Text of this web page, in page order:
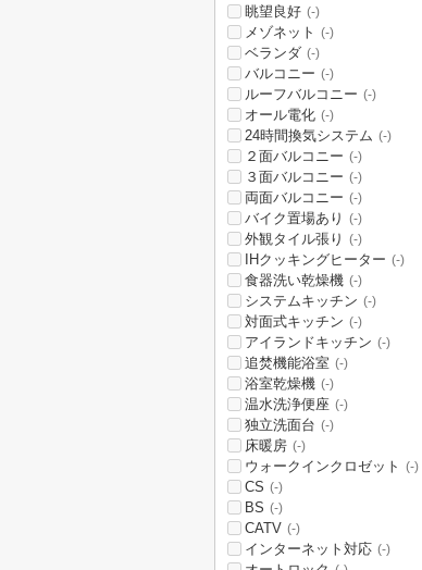
眺望良好 (-)
メゾネット (-)
ベランダ (-)
バルコニー (-)
ルーフバルコニー (-)
オール電化 (-)
24時間換気システム (-)
２面バルコニー (-)
３面バルコニー (-)
両面バルコニー (-)
バイク置場あり (-)
外観タイル張り (-)
IHクッキングヒーター (-)
食器洗い乾燥機 (-)
システムキッチン (-)
対面式キッチン (-)
アイランドキッチン (-)
追焚機能浴室 (-)
浴室乾燥機 (-)
温水洗浄便座 (-)
独立洗面台 (-)
床暖房 (-)
ウォークインクロゼット (-)
CS (-)
BS (-)
CATV (-)
インターネット対応 (-)